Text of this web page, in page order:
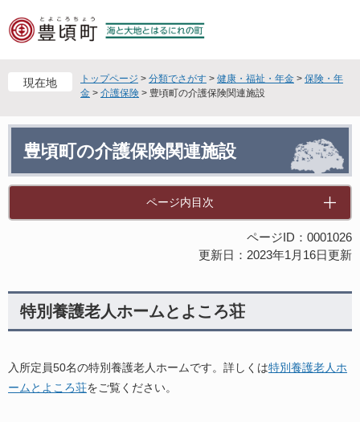
ー
す
ニ
し
文
現在地 トップページ > 分類でさがす > 健康・福祉・年金 > 保険・年
金 > 介護保険 > 豊頃町の介護保険関連施設
豊頃町の介護保険関連施設
ページ内目次
ページID：0001026
更新日：2023年1月16日更新
特別養護老人ホームとよころ荘
入所定員50名の特別養護老人ホームです。詳しくは特別養護老人ホ
ームとよころ荘をご覧ください。